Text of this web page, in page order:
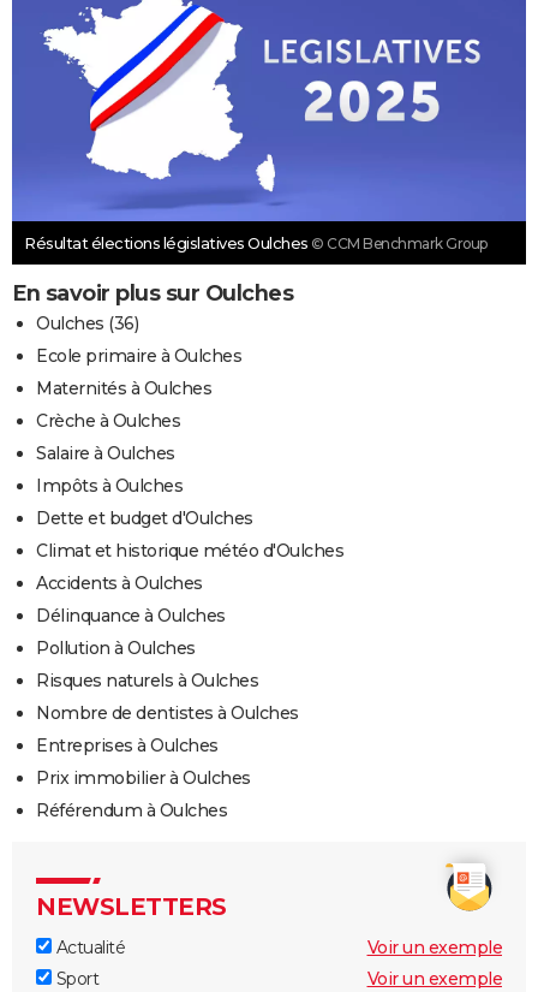
Résultat élections législatives Oulches © CCM Benchmark Group
En savoir plus sur Oulches
Oulches (36)
Ecole primaire à Oulches
Maternités à Oulches
Crèche à Oulches
Salaire à Oulches
Impôts à Oulches
Dette et budget d'Oulches
Climat et historique météo d'Oulches
Accidents à Oulches
Délinquance à Oulches
Pollution à Oulches
Risques naturels à Oulches
Nombre de dentistes à Oulches
Entreprises à Oulches
Prix immobilier à Oulches
Référendum à Oulches
NEWSLETTERS
Actualité
Voir un exemple
Sport
Voir un exemple